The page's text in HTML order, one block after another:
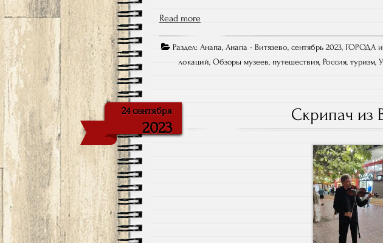
Read more
Раздел:Анапа,Анапа - Витязево, сентябрь 2023, ГОРОДА
локаций,Обзоры музеев, путешествия, Россия,туризм,
24 сентября
2023
Скрипач из